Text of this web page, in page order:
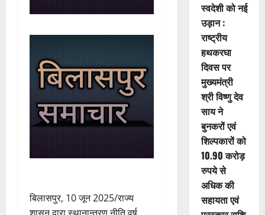
बिलासपुर, 10 जून 2025/राज्य
स्वदेशी को नई
उड़ान :
राष्ट्रीय
हथकरघा
दिवस पर
मुख्यमंत्री
श्री विष्णु देव
साय ने
बुनकरों एवं
शिल्पकारों को
10.90 करोड़
रुपये से
अधिक की
सहायता एवं